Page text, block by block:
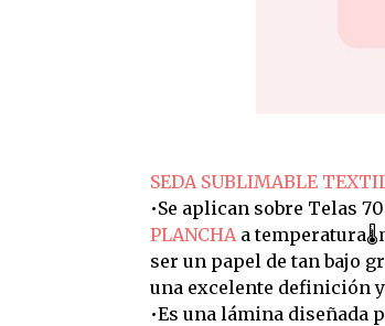
SEDA SUBLIMABLE
•Se aplican sobre Telas
PLANCHA a
ser un papel de tan bajo
una excelente definición
•Es una lámina diseñada